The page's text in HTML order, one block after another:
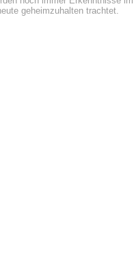
geheimzuhalten trachtet.